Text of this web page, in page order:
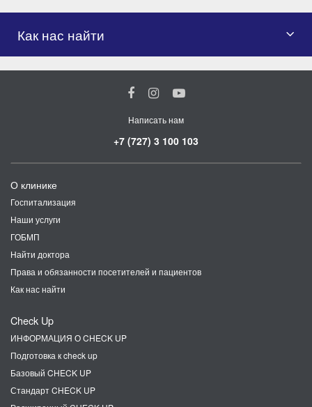
Как нас найти
Написать нам
+7 (727) 3 100 103
О клинике
Госпитализация
Наши услуги
ГОБМП
Найти доктора
Права и обязанности посетителей и пациентов
Как нас найти
Check Up
ИНФОРМАЦИЯ О CHECK UP
Подготовка к check up
Базовый CHECK UP
Стандарт CHECK UP